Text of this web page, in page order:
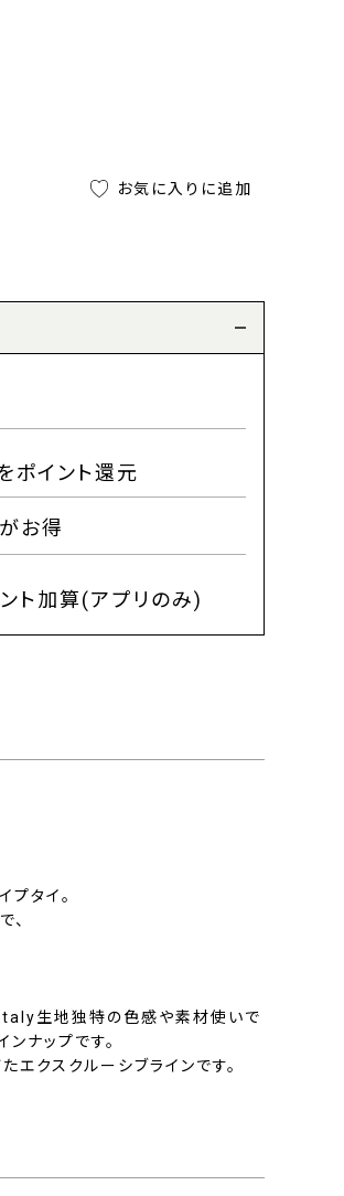
お気に入りに追加
ポイント還元
お得
ト加算(アプリのみ)
プタイ。
、
Italy生地独特の色感や素材使いで
ナップです。
クスクルーシブラインです。